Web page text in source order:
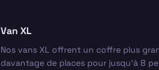
Van XL
Nos vans XL offrent un coffre plus
davantage de places pour jusqu'à 8